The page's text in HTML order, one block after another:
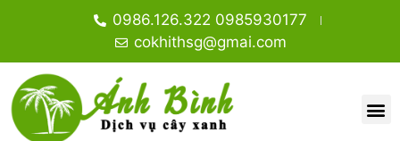
0986.126.322 0985930177
cokhithsg@gmai.com